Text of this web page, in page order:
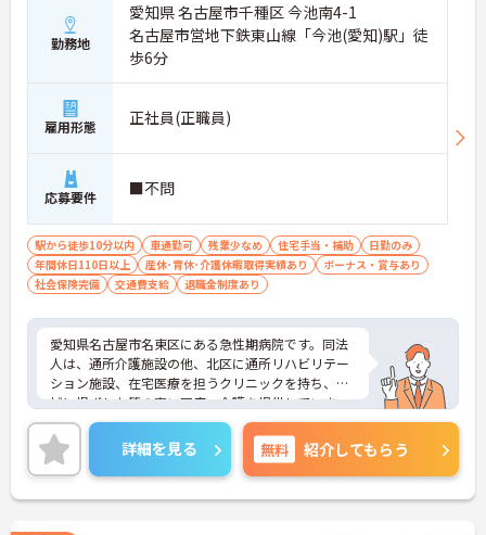
勤務地
愛知県 名古屋市千種区 今池南4-1
名古屋市営地下鉄東山線「今池(愛知)駅」徒
歩6分
雇用形態 正社員(正職員)
応募要件 ■不問
駅から徒歩10分以内 車通勤可 残業少なめ 住宅手当・補助
日勤のみ
年間休日110日以上
産休･育休･介護休暇取得実績あり
ボーナス・賞与あり
社会保険完備
交通費支給 退職金制度あり
愛知県名古屋市名東区にある急性期病院です。同法
人は、通所介護施設の他、北区に通所リハビリテー
ション施設、在宅医療を担うクリニックを持ち、地
域に根ざした質の高い医療・介護を提供していま
す。住宅手当や家族手当の支給や、産休育休の取得
実績あり等の福利厚生面の充実が魅力のひとつで
す。また、無資格からでもご応募可能ですので、医
療現場に携わってみたい、意欲の高い方、挑戦して
みるチャンスですよ♪
詳細を見る 無料 紹介してもらう